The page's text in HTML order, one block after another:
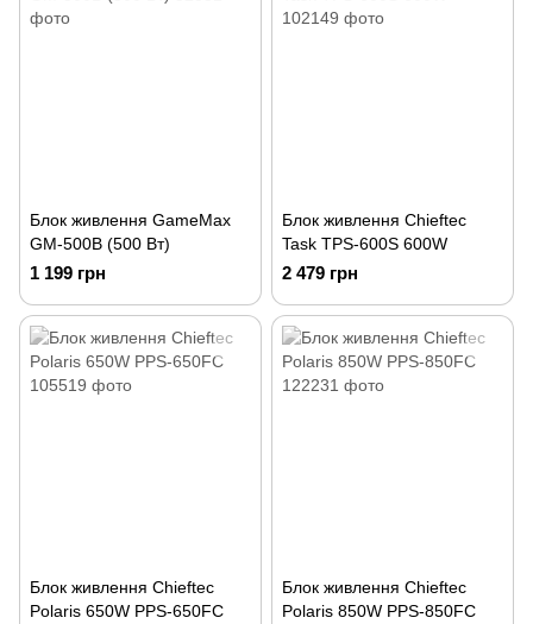
Блок живлення GameMax
GM-500B (500 Вт)
1 199 грн
Блок живлення Chieftec
Task TPS-600S 600W
2 479 грн
Блок живлення Chieftec
Polaris 650W PPS-650FC
Блок живлення Chieftec
Polaris 850W PPS-850FC